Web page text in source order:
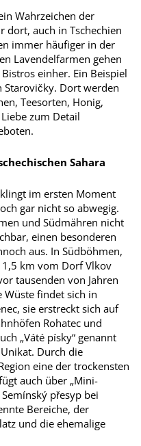
Wahrzeichen der
dort, auch in Tschechien
immer häufiger in der
Lavendelfarmen gehen
einher. Ein Beispiel
Dort werden
Teesorten, Honig,
zum Detail
Sahara
im ersten Moment
gar nicht so abwegig.
und Südmähren nicht
einen besonderen
aus. In Südböhmen,
1,5 km vom Dorf Vlkov
tausenden von Jahren
Wüste findet sich in
sie erstreckt sich auf
Rohatec und
„Váté písky“ genannt
Durch die
eine der trockensten
auch über „Mini-
přesyp bei
Bereiche, der
und die ehemalige